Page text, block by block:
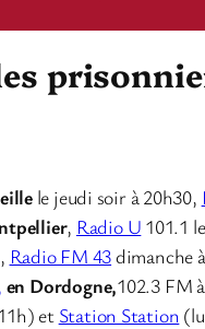
le jeudi soir à 20h30,
, Radio U 101.1
Radio FM 43dimanche
en Dordogne,102.3 FM à
et Station Station